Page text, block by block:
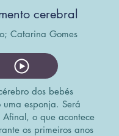
cerebral
Catarina Gomes
dos bebés
uma esponja. Será
Afinal, o que acontece
os primeiros anos